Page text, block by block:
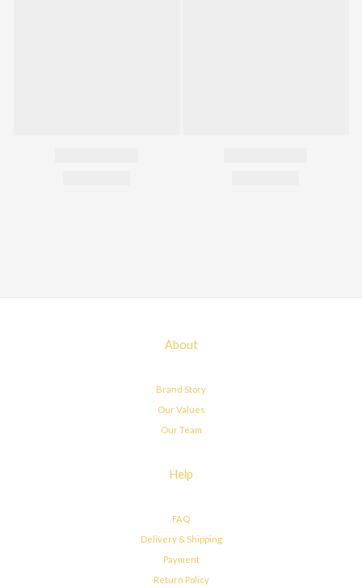
About
Brand Story
Our Values
Our Team
Help
FAQ
Delivery & Shipping
Payment
Return Policy